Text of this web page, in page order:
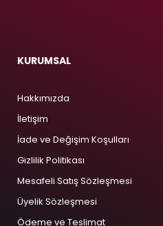
KURUMSAL
Hakkımızda
İletişim
İade ve Değişim Koşulları
Gizlilik Politikası
Mesafeli Satış Sözleşmesi
Üyelik Sözleşmesi
Ödeme ve Teslimat